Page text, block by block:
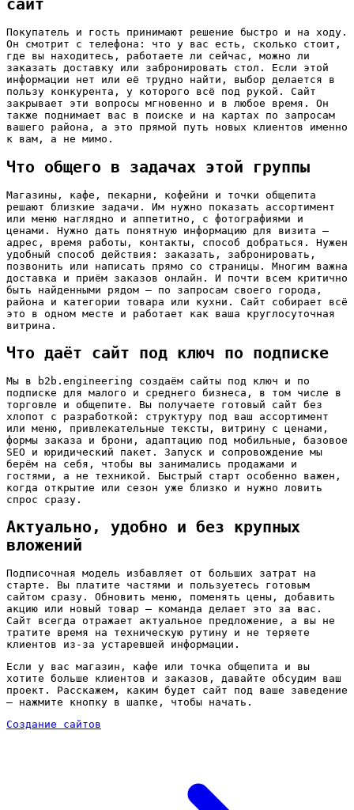
сайт
Покупатель и гость принимают решение быстро и на ходу.
Он смотрит с телефона: что у вас есть, сколько стоит,
где вы находитесь, работаете ли сейчас, можно ли
заказать доставку или забронировать стол. Если этой
информации нет или её трудно найти, выбор делается в
пользу конкурента, у которого всё под рукой. Сайт
закрывает эти вопросы мгновенно и в любое время. Он
также поднимает вас в поиске и на картах по запросам
вашего района, а это прямой путь новых клиентов именно
к вам, а не мимо.
Что общего в задачах этой группы
Магазины, кафе, пекарни, кофейни и точки общепита
решают близкие задачи. Им нужно показать ассортимент
или меню наглядно и аппетитно, с фотографиями и
ценами. Нужно дать понятную информацию для визита —
адрес, время работы, контакты, способ добраться. Нужен
удобный способ действия: заказать, забронировать,
позвонить или написать прямо со страницы. Многим важна
доставка и приём заказов онлайн. И почти всем критично
быть найденными рядом — по запросам своего города,
района и категории товара или кухни. Сайт собирает всё
это в одном месте и работает как ваша круглосуточная
витрина.
Что даёт сайт под ключ по подписке
Мы в b2b.engineering создаём сайты под ключ и по
подписке для малого и среднего бизнеса, в том числе в
торговле и общепите. Вы получаете готовый сайт без
хлопот с разработкой: структуру под ваш ассортимент
или меню, привлекательные тексты, витрину с ценами,
формы заказа и брони, адаптацию под мобильные, базовое
SEO и юридический пакет. Запуск и сопровождение мы
берём на себя, чтобы вы занимались продажами и
гостями, а не техникой. Быстрый старт особенно важен,
когда открытие или сезон уже близко и нужно ловить
спрос сразу.
Актуально, удобно и без крупных
вложений
Подписочная модель избавляет от больших затрат на
старте. Вы платите частями и пользуетесь готовым
сайтом сразу. Обновить меню, поменять цены, добавить
акцию или новый товар — команда делает это за вас.
Сайт всегда отражает актуальное предложение, а вы не
тратите время на техническую рутину и не теряете
клиентов из-за устаревшей информации.
Если у вас магазин, кафе или точка общепита и вы
хотите больше клиентов и заказов, давайте обсудим ваш
проект. Расскажем, каким будет сайт под ваше заведение
— нажмите кнопку в шапке, чтобы начать.
Создание сайтов